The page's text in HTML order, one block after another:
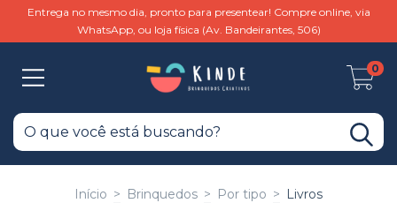
Entrega no mesmo dia, pronto para presentear! Compre online, via
WhatsApp, ou loja física (Av. Bandeirantes, 506)
0
Início > Brinquedos > Por tipo > Livros